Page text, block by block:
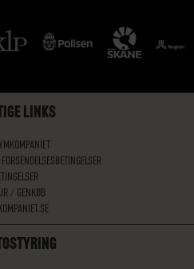
LINKS
/ GENKØB